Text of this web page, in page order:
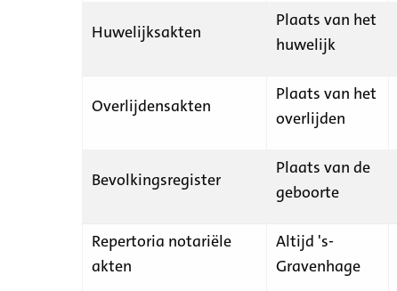
Huwelijksakten
Plaats van het
huwelijk
Overlijdensakten
Plaats van het
overlijden
Bevolkingsregister
Plaats van de
geboorte
Repertoria notariële
akten
Altijd 's-
Gravenhage